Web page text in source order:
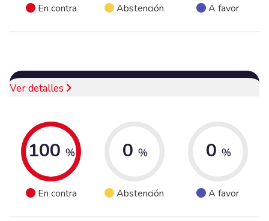
En contra Abstención A favor
Ver detalles
100 %
En contra
0 %
Abstención
0 %
A favor